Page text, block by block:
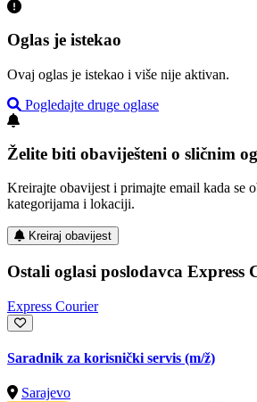
Oglas je istekao
Ovaj oglas je istekao i više nije aktivan.
Pogledajte druge oglase
Želite biti obaviješteni o sličnim
Kreirajte obavijest i primajte email kada se
kategorijama i lokaciji.
Kreiraj obavijest
Ostali oglasi poslodavca Express
Express Courier
Saradnik za korisnički servis (m/ž)
Sarajevo